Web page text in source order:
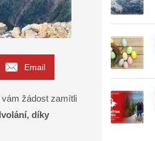
Email
žádost zamítli
díky